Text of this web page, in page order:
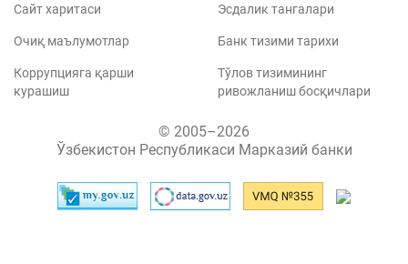
Сайт харитаси
Очиқ маълумотлар
Коррупцияга қарши
курашиш
Эсдалик тангалари
Банк тизими тарихи
Тўлов тизимининг
ривожланиш босқичлари
© 2005–2026
Ўзбекистон Республикаси Марказий банки